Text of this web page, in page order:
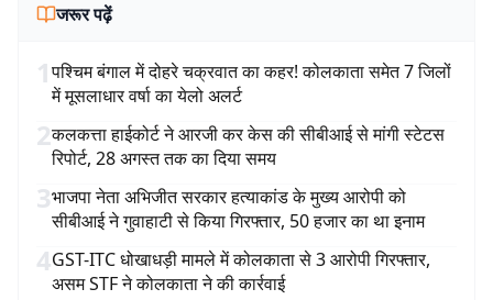
जरूर पढ़ें
1पश्चिम बंगाल में दोहरे चक्रवात का कहर! कोलकाता समेत 7 जिलों
में मूसलाधार वर्षा का येलो अलर्ट
2कलकत्ता हाईकोर्ट ने आरजी कर केस की सीबीआई से मांगी स्टेटस
रिपोर्ट, 28 अगस्त तक का दिया समय
3भाजपा नेता अभिजीत सरकार हत्याकांड के मुख्य आरोपी को
सीबीआई ने गुवाहाटी से किया गिरफ्तार, 50 हजार का था इनाम
4GST-ITC धोखाधड़ी मामले में कोलकाता से 3 आरोपी गिरफ्तार,
असम STF ने कोलकाता ने की कार्रवाई